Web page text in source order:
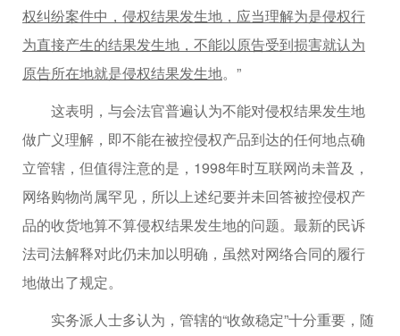
权纠纷案件中，侵权结果发生地，应当理解为是侵权行
为直接产生的结果发生地，不能以原告受到损害就认为
原告所在地就是侵权结果发生地。”
这表明，与会法官普遍认为不能对侵权结果发生地
做广义理解，即不能在被控侵权产品到达的任何地点确
立管辖，但值得注意的是，1998年时互联网尚未普及，
网络购物尚属罕见，所以上述纪要并未回答被控侵权产
品的收货地算不算侵权结果发生地的问题。最新的民诉
法司法解释对此仍未加以明确，虽然对网络合同的履行
地做出了规定。
实务派人士多认为，管辖的“收敛稳定”十分重要，随